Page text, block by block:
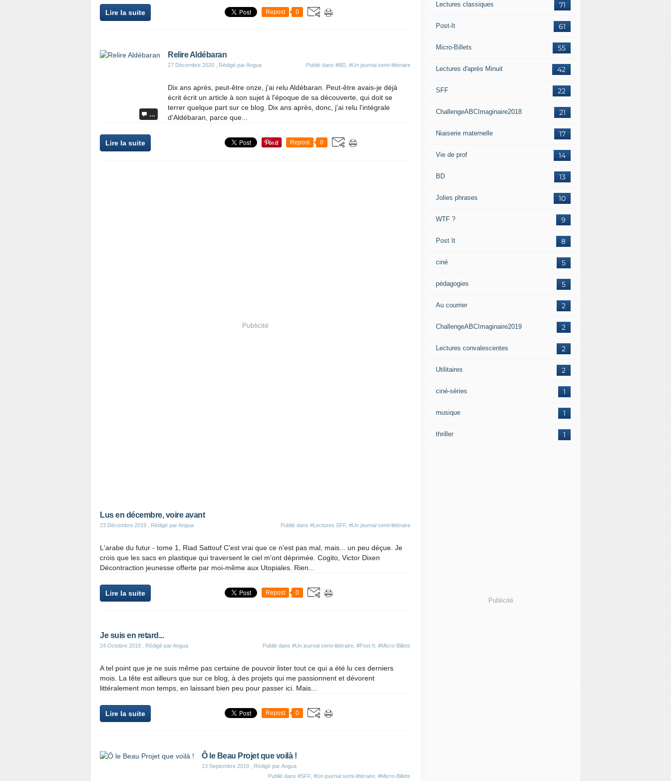
Lire la suite Repost 0
…
Relire Aldébaran
27 Décembre 2020 , Rédigé par Angua Publié dans #BD #Un journal semi-littéraire
Dix ans après, peut-être onze, j'ai relu Aldébaran. Peut-être avais-je déjà
écrit écrit un article à son sujet à l'époque de sa découverte, qui doit se
terrer quelque part sur ce blog. Dix ans après, donc, j'ai relu l'intégrale
d'Aldébaran, parce que...
Lire la suite Repost 0
Publicité
Lus en décembre, voire avant
23 Décembre 2019 , Rédigé par Angua Publié dans #Lectures SFF, #Un journal semi-littéraire
L'arabe du futur - tome 1, Riad Sattouf C'est vrai que ce n'est pas mal, mais... un peu déçue. Je
crois que les sacs en plastique qui traversent le ciel m'ont déprimée. Cogito, Victor Dixen
Décontraction jeunesse offerte par moi-même aux Utopiales. Rien...
Lire la suite Repost 0
Je suis en retard...
24 Octobre 2019 , Rédigé par Angua Publié dans #Un journal semi-littéraire #Post It #Micro-Billets
A tel point que je ne suis même pas certaine de pouvoir lister tout ce qui a été lu ces derniers
mois. La tête est ailleurs que sur ce blog, à des projets qui me passionnent et dévorent
littéralement mon temps, en laissant bien peu pour passer ici. Mais...
Lire la suite Repost 0
Ô le Beau Projet que voilà !
13 Septembre 2019 , Rédigé par Angua
Publié dans #SFF, #Un journal semi-littéraire #Micro-Billets
71
Lectures classiques
61
Post-It
55
Micro-Billets
42
Lectures d'après Minuit
22
SFF
21
ChallengeABCImaginaire2018
17
Niaiserie maternelle
14
Vie de prof
13
BD
10
Jolies phrases
9
WTF ?
8
Post It
5
ciné
5
pédagogies
2
Au courrier
2
ChallengeABCImaginaire2019
2
Lectures convalescentes
2
Utilitaires
1
ciné-séries
1
musique
1
thriller
Publicité